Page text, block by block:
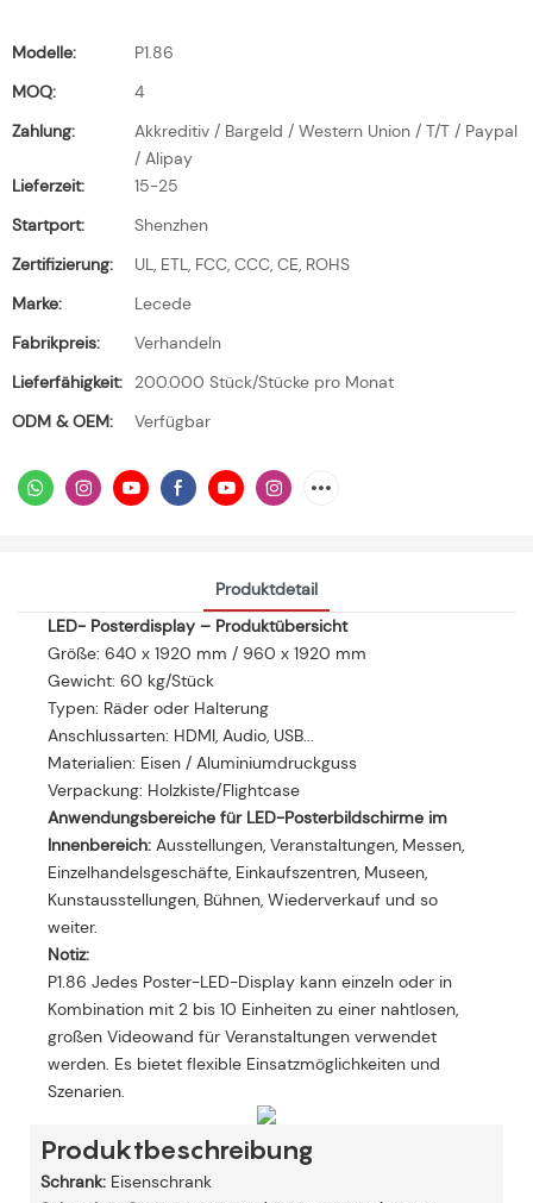
Modelle:
P1.86
MOQ:
4
Zahlung:
Akkreditiv / Bargeld / Western Union / T/T / Paypal
/ Alipay
Lieferzeit:
15-25
Startport:
Shenzhen
Zertifizierung:
UL, ETL, FCC, CCC, CE, ROHS
Marke:
Lecede
Fabrikpreis:
Verhandeln
Lieferfähigkeit:
200.000 Stück/Stücke pro Monat
ODM & OEM:
Verfügbar
Produktdetail
LED- Posterdisplay – Produktübersicht
Größe: 640 x 1920 mm / 960 x 1920 mm
Gewicht: 60 kg/Stück
Typen: Räder oder Halterung
Anschlussarten: HDMI, Audio, USB...
Materialien: Eisen / Aluminiumdruckguss
Verpackung: Holzkiste/Flightcase
Anwendungsbereiche für LED-Posterbildschirme im
Innenbereich: Ausstellungen, Veranstaltungen, Messen,
Einzelhandelsgeschäfte, Einkaufszentren, Museen,
Kunstausstellungen, Bühnen, Wiederverkauf und so
weiter.
Notiz:
P1.86 Jedes Poster-LED-Display kann einzeln oder in
Kombination mit 2 bis 10 Einheiten zu einer nahtlosen,
großen Videowand für Veranstaltungen verwendet
werden. Es bietet flexible Einsatzmöglichkeiten und
Szenarien.
Produktbeschreibung
Schrank:Eisenschrank